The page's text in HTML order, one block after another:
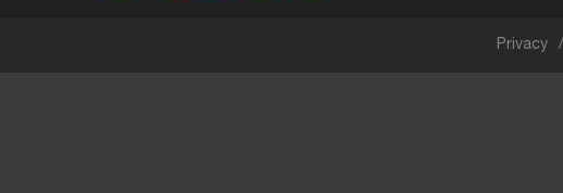
Privacy